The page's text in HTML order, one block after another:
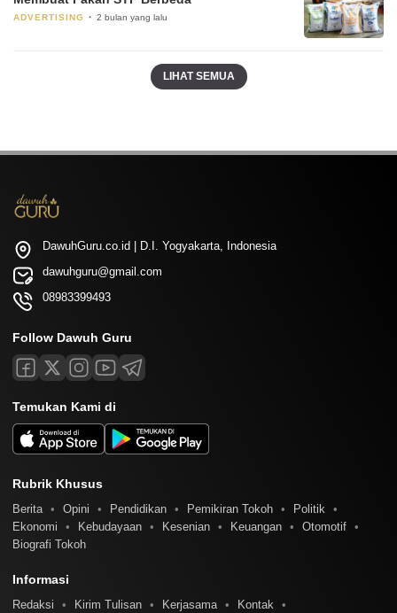
ADVERTISING 2 bulan yang lalu
LIHAT SEMUA
DawuhGuru.co.id | D.I. Yogyakarta, Indonesia
dawuhguru@gmail.com
08983399493
Follow Dawuh Guru
Temukan Kami di
Rubrik Khusus
Berita Opini Pendidikan Pemikiran Tokoh
Politik
Ekonomi
Kebudayaan Kesenian Keuangan
Otomotif
Biografi Tokoh
Informasi
Redaksi Kirim Tulisan Kerjasama
Kontak